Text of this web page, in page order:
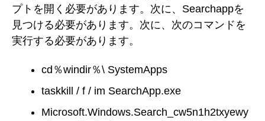
プトを開く必要があります。次に、Searchappを
見つける必要があります。次に、次のコマンドを
実行する必要があります。
cd％windir％\ SystemApps
taskkill / f / im SearchApp.exe
Microsoft.Windows.Search_cw5n1h2txyewy